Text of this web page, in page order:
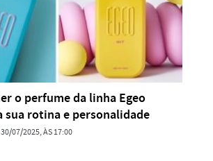
o perfume da linha Egeo
sua rotina e personalidade
30/07/2025, ÀS 17:00